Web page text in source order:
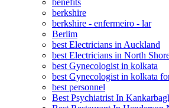
berkshire
berkshire - enfermeiro - lar
Berlim
best Electricians in Auckland
best Electricians in North
best Gynecologist in kolkata
best Gynecologist in kolkata
best personnel
Best Psychiatrist In